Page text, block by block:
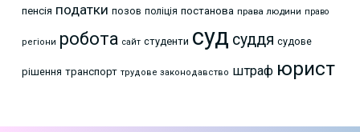
пенсія податки позов поліція постанова права людини право
регіони робота сайт студенти суд суддя судове
рішення транспорт трудове законодавство штраф юрист